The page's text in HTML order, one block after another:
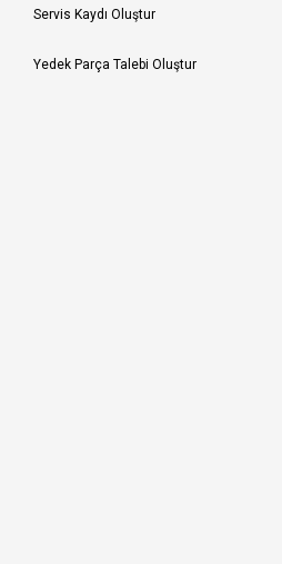
Servis Kaydı Oluştur
Yedek Parça Talebi Oluştur